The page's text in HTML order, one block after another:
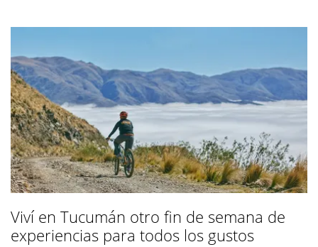
Viví en Tucumán otro fin de semana de
experiencias para todos los gustos